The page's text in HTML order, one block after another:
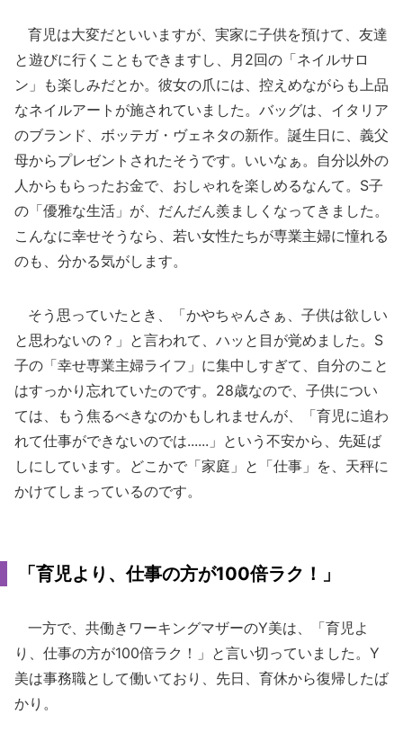
育児は大変だといいますが、実家に子供を預けて、友達
と遊びに行くこともできますし、月2回の「ネイルサロ
ン」も楽しみだとか。彼女の爪には、控えめながらも上品
なネイルアートが施されていました。バッグは、イタリア
のブランド、ボッテガ・ヴェネタの新作。誕生日に、義父
母からプレゼントされたそうです。いいなぁ。自分以外の
人からもらったお金で、おしゃれを楽しめるなんて。S子
の「優雅な生活」が、だんだん羨ましくなってきました。
こんなに幸せそうなら、若い女性たちが専業主婦に憧れる
のも、分かる気がします。
そう思っていたとき、「かやちゃんさぁ、子供は欲しい
と思わないの？」と言われて、ハッと目が覚めました。S
子の「幸せ専業主婦ライフ」に集中しすぎて、自分のこと
はすっかり忘れていたのです。28歳なので、子供につい
ては、もう焦るべきなのかもしれませんが、「育児に追わ
れて仕事ができないのでは......」という不安から、先延ば
しにしています。どこかで「家庭」と「仕事」を、天秤に
かけてしまっているのです。
「育児より、仕事の方が100倍ラク！」
一方で、共働きワーキングマザーのY美は、「育児よ
り、仕事の方が100倍ラク！」と言い切っていました。Y
美は事務職として働いており、先日、育休から復帰したば
かり。